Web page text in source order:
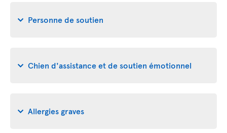
Personne de soutien
Chien d'assistance et de soutien émotionnel
Allergies graves